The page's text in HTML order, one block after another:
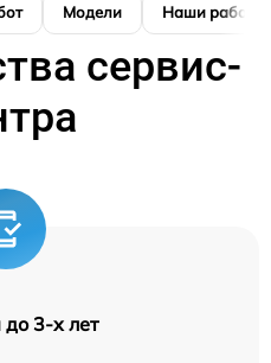
Модели Наши работы
сервис-
до 3-х лет